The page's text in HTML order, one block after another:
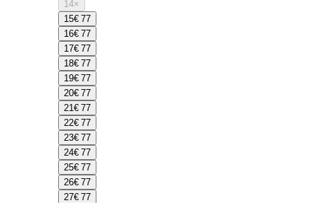
14×
15€ 77
16€ 77
17€ 77
18€ 77
19€ 77
20€ 77
21€ 77
22€ 77
23€ 77
24€ 77
25€ 77
26€ 77
27€ 77